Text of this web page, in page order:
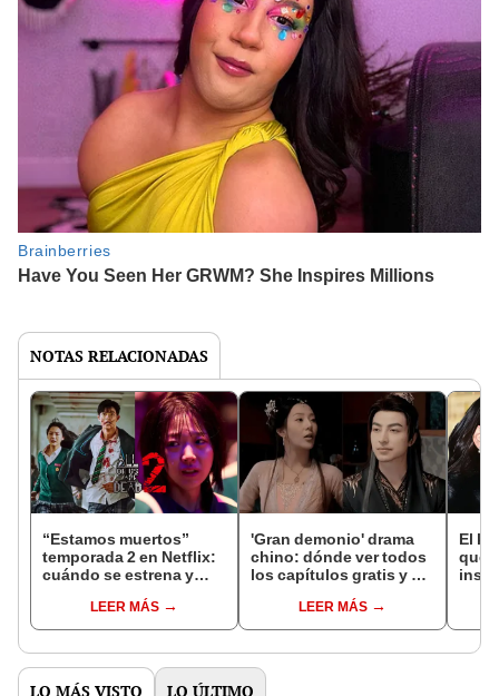
NOTAS RELACIONADAS
“Estamos muertos”
temporada 2 en Netflix:
cuándo se estrena y
temporadaLEER MÁS
'Gran demonio' drama
chino: dónde ver todos
los capítulos gratis y en
LEER MÁS
El k-
que
LO MÁS VISTO LO ÚLTIMO